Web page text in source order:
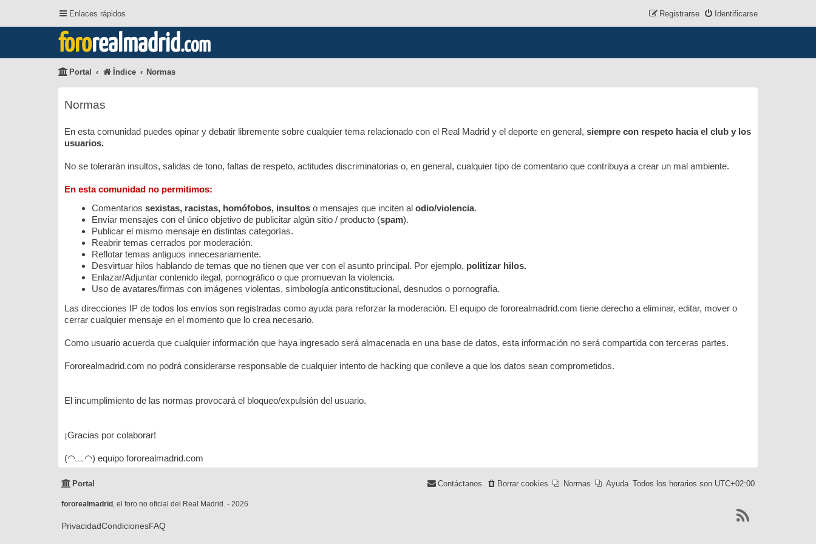
Enlaces rápidos Identificarse
Registrarse
fororealmadrid.com
Portal Índice Normas
Normas
En esta comunidad puedes opinar y debatir libremente sobre cualquier tema relacionado con el Real Madrid y el deporte en general, siempre con respeto hacia el club y los
usuarios.
No se tolerarán insultos, salidas de tono, faltas de respeto, actitudes discriminatorias o, en general, cualquier tipo de comentario que contribuya a crear un mal ambiente.
En esta comunidad no permitimos:
Comentarios sexistas, racistas, homófobos, insultos o mensajes que inciten al odio/violencia.
Enviar mensajes con el único objetivo de publicitar algún sitio / producto (spam).
Publicar el mismo mensaje en distintas categorías.
Reabrir temas cerrados por moderación.
Reflotar temas antiguos innecesariamente.
Desvirtuar hilos hablando de temas que no tienen que ver con el asunto principal. Por ejemplo, politizar hilos.
Enlazar/Adjuntar contenido ilegal, pornográfico o que promuevan la violencia.
Uso de avatares/firmas con imágenes violentas, simbología anticonstitucional, desnudos o pornografía.
Las direcciones IP de todos los envíos son registradas como ayuda para reforzar la moderación. El equipo de fororealmadrid.com tiene derecho a eliminar, editar, mover o
cerrar cualquier mensaje en el momento que lo crea necesario.
Como usuario acuerda que cualquier información que haya ingresado será almacenada en una base de datos, esta información no será compartida con terceras partes.
Fororealmadrid.com no podrá considerarse responsable de cualquier intento de hacking que conlleve a que los datos sean comprometidos.
El incumplimiento de las normas provocará el bloqueo/expulsión del usuario.
¡Gracias por colaborar!
(◠﹏◠) equipo fororealmadrid.com
Portal Todos los horarios son UTC+02:00
Ayuda
Normas
Borrar cookies
Contáctanos
fororealmadrid , el foro no oficial del Real Madrid. - 2026
PrivacidadCondicionesFAQ